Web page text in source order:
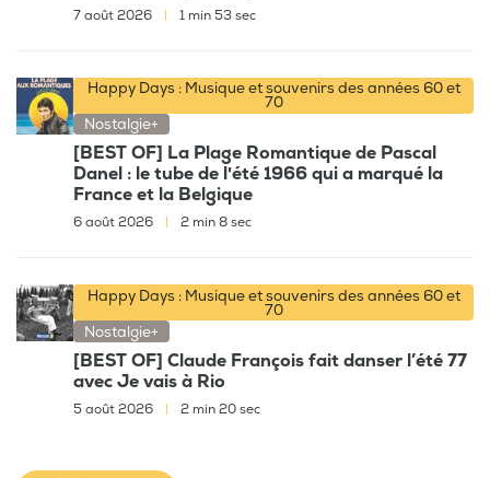
7 août 2026 1 min 53 sec
Happy Days : Musique et souvenirs des années 60 et
70
Nostalgie+
[BEST OF] La Plage Romantique de Pascal
Danel : le tube de l'été 1966 qui a marqué la
France et la Belgique
6 août 2026 2 min 8 sec
Happy Days : Musique et souvenirs des années 60 et
70
Nostalgie+
[BEST OF] Claude François fait danser l’été 77
avec Je vais à Rio
5 août 2026 2 min 20 sec